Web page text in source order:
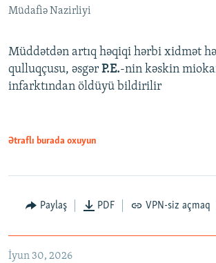
Müdafiə Nazirliyi
Müddətdən artıq həqiqi hərbi xidmət
qulluqçusu, əsgər P.E.-nin kəskin
infarktından öldüyü bildirilir
Ətraflı burada oxuyun
Paylaş PDF VPN-siz açmaq
İyun 30, 2026